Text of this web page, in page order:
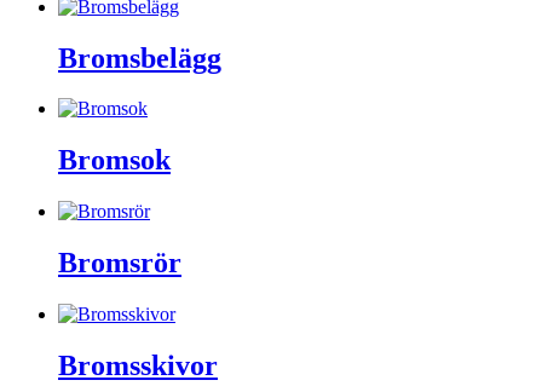
Bromsbelägg
Bromsok
Bromsrör
Bromsskivor